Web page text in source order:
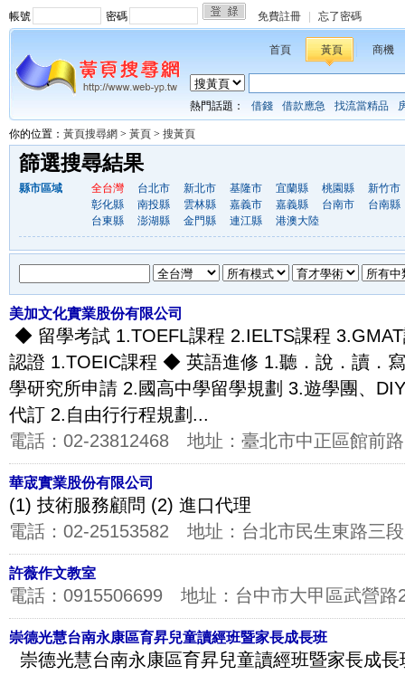
帳號 密碼 免費註冊 忘了密碼
首頁 黃頁 商機
熱門話題： 借錢 借款應急 找流當精品
你的位置： 黃頁搜尋網 > 黃頁 > 搜黃頁
篩選搜尋結果
縣市區域 全台灣 台北市 新北市 基隆市 宜蘭縣 桃園縣
新竹市
彰化縣
南投縣 雲林縣 嘉義市 嘉義縣 台南市
台南縣
台東縣
澎湖縣 金門縣 連江縣 港澳大陸
美加文化實業股份有限公司
◆ 留學考試 1.TOEFL課程 2.IELTS課程
認證 1.TOEIC課程 ◆ 英語進修 1.聽．說．讀．
學研究所申請 2.國高中學留學規劃 3.遊學團、
代訂 2.自由行行程規劃...
電話： 02-23812468 地址： 臺北市中正區館前
華宬實業股份有限公司
(1) 技術服務顧問 (2) 進口代理
電話： 02-25153582 地址： 台北市民生東路三
許薇作文教室
電話： 0915506699 地址： 台中市大甲區武營路
崇德光慧台南永康區育昇兒童讀經班暨家長成長班
崇德光慧台南永康區育昇兒童讀經班暨家長成